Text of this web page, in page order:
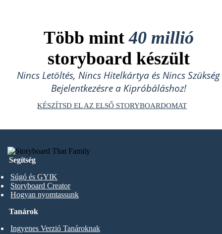
Több mint40 millió
storyboard készült
Nincs Letöltés, Nincs Hitelkártya és Nincs Szükség
Bejelentkezésre a Kipróbáláshoz!
KÉSZÍTSD EL AZ ELSŐ STORYBOARDOMAT
Segítség
Súgó és GYIK
Storyboard Creator
Hogyan nyomtassunk
Tanárok
Ingyenes Verzió Tanároknak